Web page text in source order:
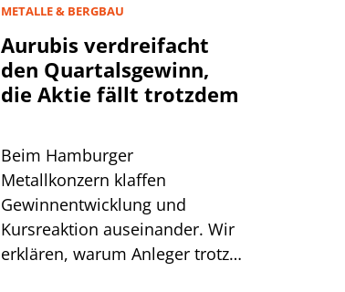
METALLE & BERGBAU
Aurubis verdreifacht
den Quartalsgewinn,
die Aktie fällt trotzdem
Beim Hamburger
Metallkonzern klaffen
Gewinnentwicklung und
Kursreaktion auseinander. Wir
erklären, warum Anleger trotz